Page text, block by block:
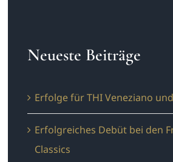
Neueste Beiträge
Erfolge für THI Veneziano
Erfolgreiches Debüt bei den
Classics